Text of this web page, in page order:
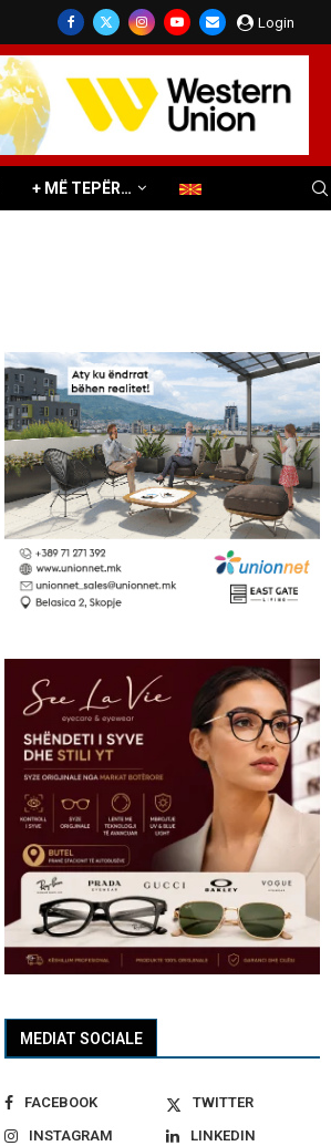
Login
+ MË TEPËR…
MEDIAT SOCIALE
FACEBOOK
TWITTER
INSTAGRAM
LINKEDIN